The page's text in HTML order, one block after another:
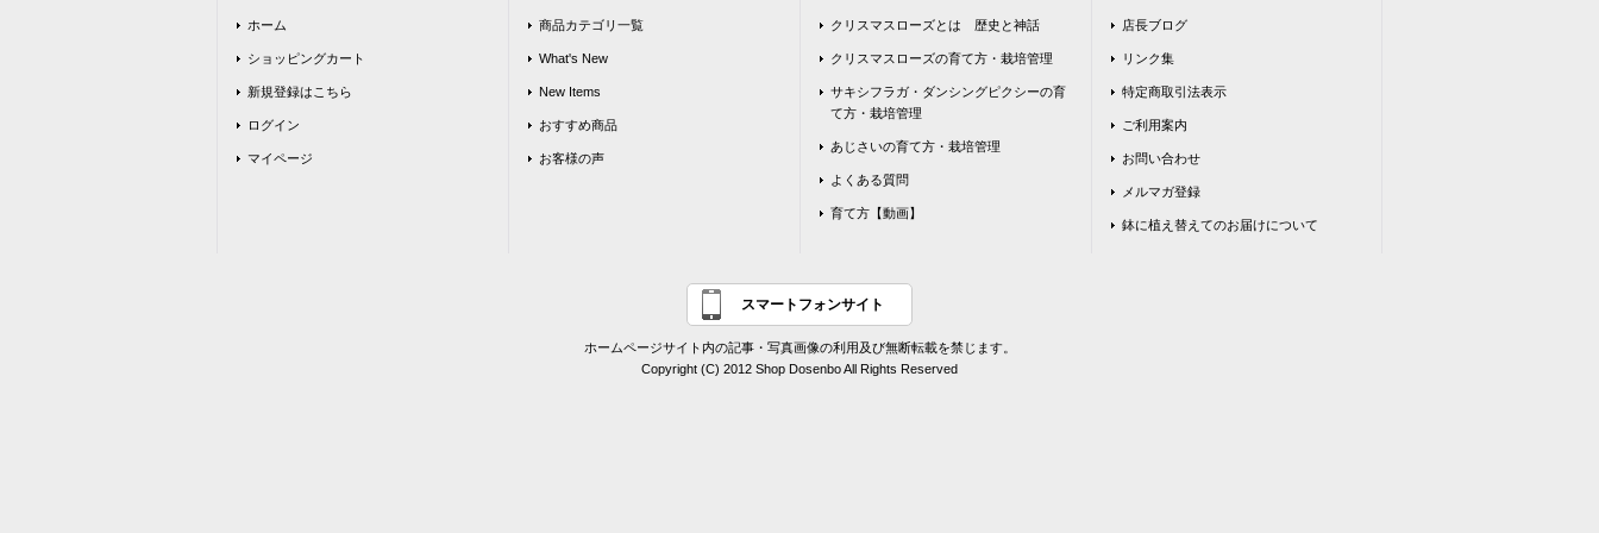
ホーム
ショッピングカート
新規登録はこちら
ログイン
マイページ
商品カテゴリ一覧
What's New
New Items
おすすめ商品
お客様の声
クリスマスローズとは 歴史と神話
クリスマスローズの育て方・栽培管理
サキシフラガ・ダンシングピクシーの育
て方・栽培管理
あじさいの育て方・栽培管理
よくある質問
育て方【動画】
店長ブログ
リンク集
特定商取引法表示
ご利用案内
お問い合わせ
メルマガ登録
鉢に植え替えてのお届けについて
スマートフォンサイト
ホームページサイト内の記事・写真画像の利用及び無断転載を禁じます。
Copyright (C) 2012 Shop Dosenbo All Rights Reserved